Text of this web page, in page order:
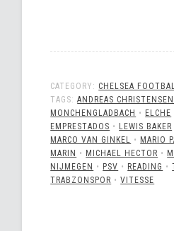
CATEGORY: CHELSEA
TAGS:ANDREAS CHRISTENSEN
MONCHENGLADBACH • ELCHE
EMPRESTADOS • LEWIS BAKER
MARCO VAN GINKEL • MARIO
MARIN • MICHAEL HECTOR •
NIJMEGEN • PSV • READING •
TRABZONSPOR •VITESSE